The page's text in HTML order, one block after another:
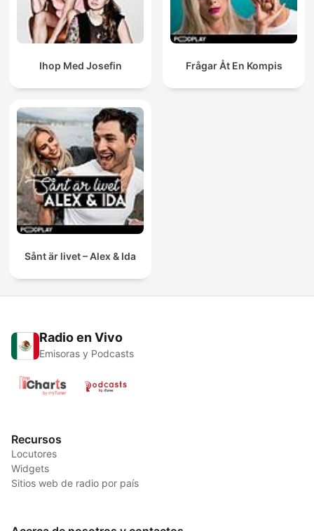
Ihop Med Josefin Frågar Åt En Kompis
Sånt är livet – Alex & Ida
Radio en Vivo
Emisoras y Podcasts
Recursos
Locutores
Widgets
Sitios web de radio por país